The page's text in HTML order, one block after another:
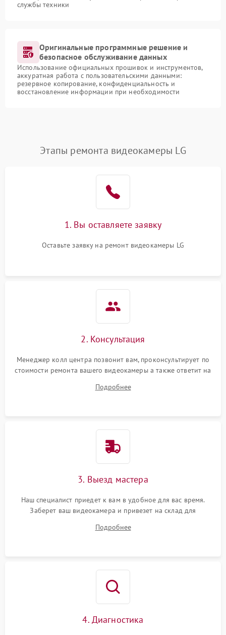
службы техники
Оригинальные программные решение и
безопасное обслуживание данных
Использование официальных прошивок и инструментов,
аккуратная работа с пользовательскими данными:
резервное копирование, конфиденциальность и
восстановление информации при необходимости
Этапы ремонта видеокамеры LG
1. Вы оставляете заявку
Оставьте заявку на ремонт видеокамеры LG
2. Консультация
Менеджер колл центра позвонит вам, проконсультирует по
стоимости ремонта вашего видеокамеры а также ответит на
Подробнее
3. Выезд мастера
Наш специалист приедет к вам в удобное для вас время.
Заберет ваш видеокамера и привезет на склад для
Подробнее
4. Диагностика